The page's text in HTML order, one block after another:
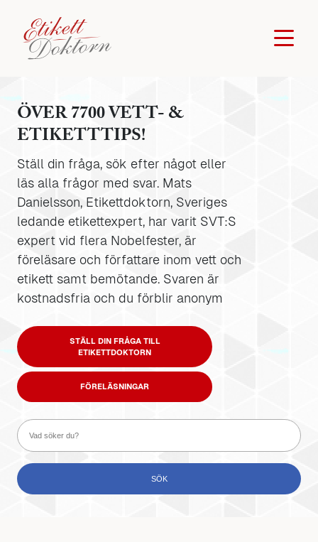
ÖVER 7700 VETT- &
ETIKETTTIPS!
Ställ din fråga, sök efter något eller
läs alla frågor med svar. Mats
Danielsson, Etikettdoktorn, Sveriges
ledande etikettexpert, har varit SVT:S
expert vid flera Nobelfester, är
föreläsare och författare inom vett och
etikett samt bemötande. Svaren är
kostnadsfria och du förblir anonym
STÄLL DIN FRÅGA TILL
ETIKETTDOKTORN
FÖRELÄSNINGAR